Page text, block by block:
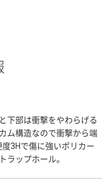
下部は衝撃をやわらげる
ム構造なので衝撃から端
3Hで傷に強いポリカー
ラップホール。